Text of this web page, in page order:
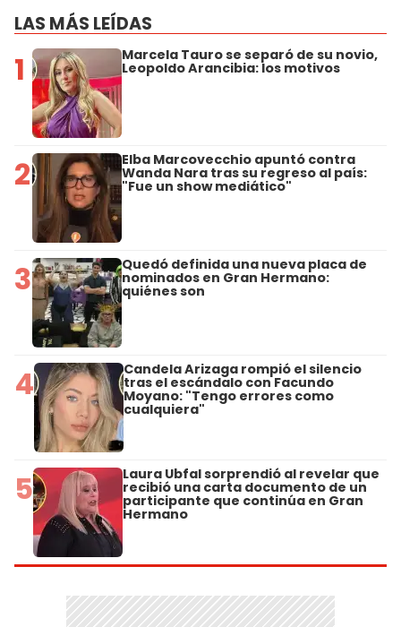
LAS MÁS LEÍDAS
1 Marcela Tauro se separó de su novio,
Leopoldo Arancibia: los motivos
2 Elba Marcovecchio apuntó contra
Wanda Nara tras su regreso al país:
"Fue un show mediático"
3 Quedó definida una nueva placa de
nominados en Gran Hermano:
quiénes son
4 Candela Arizaga rompió el silencio
tras el escándalo con Facundo
Moyano: "Tengo errores como
cualquiera"
5 Laura Ubfal sorprendió al revelar que
recibió una carta documento de un
participante que continúa en Gran
Hermano